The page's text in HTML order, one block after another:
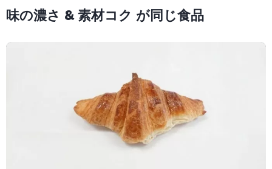
味の濃さ & 素材コク が同じ食品